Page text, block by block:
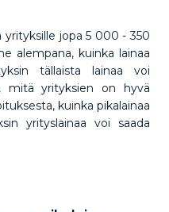
yrityksille jopa 5 000 - 350
alempana, kuinka lainaa
tällaista lainaa voi
mitä yrityksien on hyvä
kuinka pikalainaa
yrityslainaa voi saada